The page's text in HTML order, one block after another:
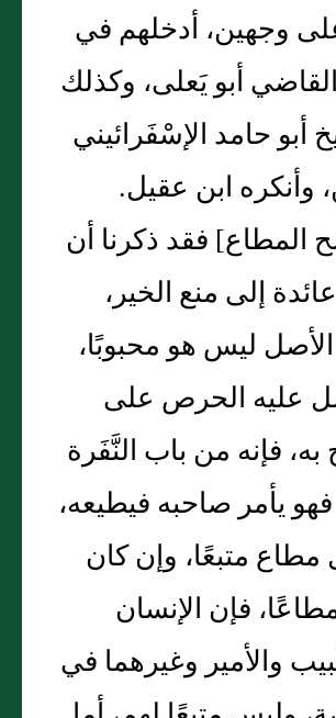
وجهين، أدخلهم في
أبو يَعلى، وكذلك
أبو حامد الإسْفَرائيني
وأنكره ابن عقيل‏.‏
المطاع‏]‏ فقد ذكرنا أن
إلى منع الخير،
ليس هو محبوبًا،
عليه الحرص على
فإنه من باب النَّفَرة
يأمر صاحبه فيطيعه،
متبعًا، وإن كان
فإن الإنسان
والأمير وغيرهما في